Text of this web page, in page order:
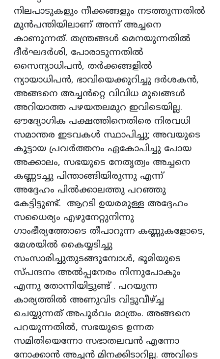
നിലപാടുകളും നീക്കങ്ങളും നടത്തുന്നതിൽ
മുൻപന്തിയിലാണ് അന്ന് അച്ചനെ
കാണുന്നത്. തന്ത്രങ്ങൾ മെനയുന്നതിൽ
ദീർഘദർശി, പോരാടുന്നതിൽ
സൈന്യാധിപൻ, തർക്കങ്ങളിൽ
ന്യായാധിപൻ, ഭാവിയെക്കുറിച്ചു ദർശകൻ,
അങ്ങനെ അച്ചൻറ്റെ വിവിധ മുഖങ്ങൾ
അറിയാത്ത പഴയതലമുറ ഇവിടെയില്ല.
ഔദ്യോഗിക പക്ഷത്തിനെതിരെ നിരവധി
സമാന്തര ഇടവകൾ സ്ഥാപിച്ചു; അവയുടെ
കൂട്ടായ പ്രവർത്തനം ഏകോപിച്ചു പോയ
അക്കാലം, സഭയുടെ നേതൃത്വം അച്ചനെ
കണ്ണടച്ചു പിന്താങ്ങിയിരുന്നു എന്ന്
അദ്ദേഹം പിൽക്കാലത്തു പറഞ്ഞു
കേട്ടിട്ടുണ്ട്. ആറടി ഉയരമുള്ള അദ്ദേഹം
സധൈര്യം എഴുനേറ്റുനിന്നു
ഗാംഭീര്യത്തോടെ തീപാറുന്ന കണ്ണുകളോടെ,
മേശയിൽ കൈയ്യടിച്ചു
സംസാരിച്ചുതുടങ്ങുമ്പോൾ, ഭൂമിയുടെ
സ്പന്ദനം അൽപ്പനേരം നിന്നുപോകും
എന്നു തോന്നിയിട്ടുണ്ട് . പറയുന്ന
കാര്യത്തിൽ അണുവിട വിട്ടുവീഴ്ച്ച
ചെയ്യുന്നത് അപൂർവം മാത്രം. അങ്ങനെ
പറയുന്നതിൽ, സഭയുടെ ഉന്നത
സമിതിയെന്നോ സഭാതലവൻ എന്നോ
നോക്കാൻ അച്ചൻ മിനക്കിടാറില്ല. അവിടെ